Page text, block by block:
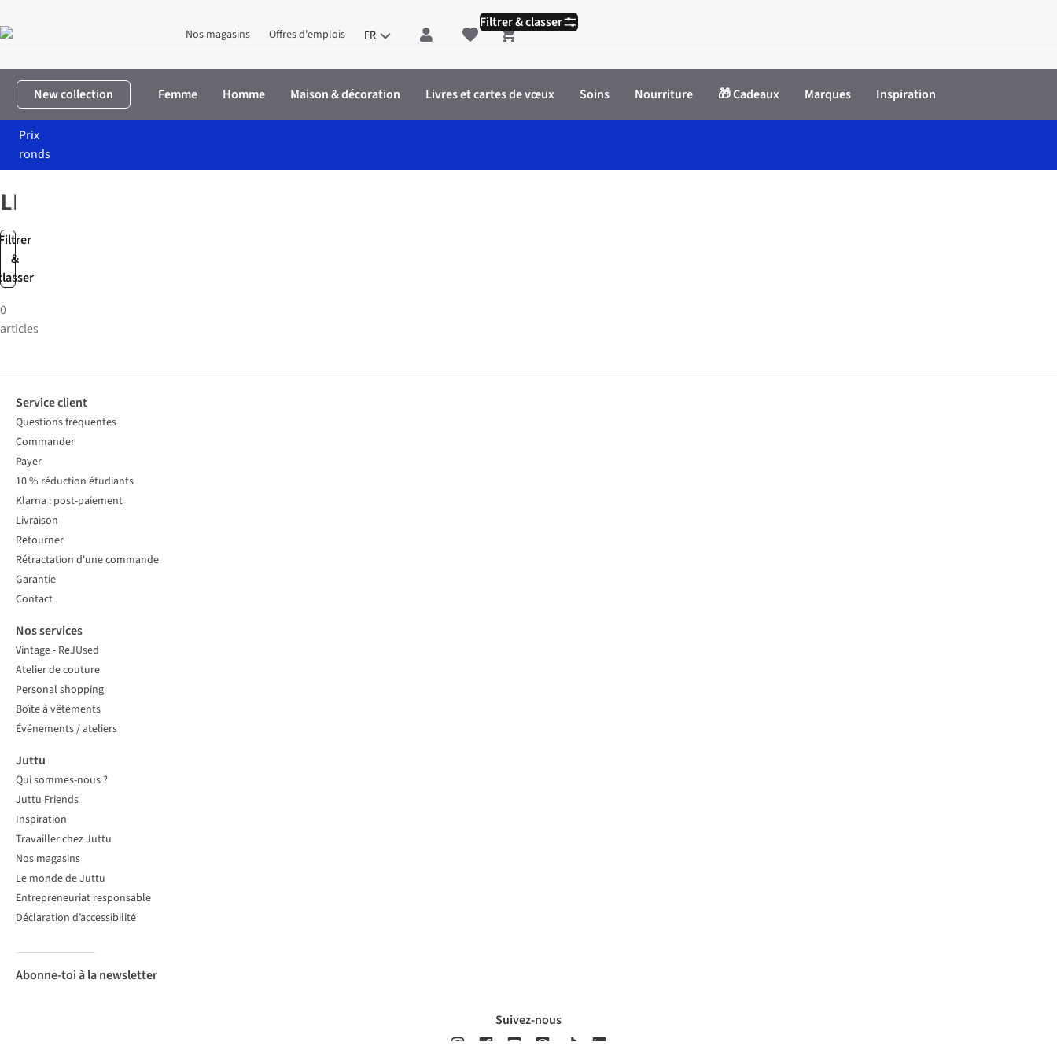
Nos magasins Offres d'emplois FR Shopping cart
New collection Femme Homme Maison & décoration Livres et cartes de vœux Soins Nourriture 🎁 Cadeaux Marques Inspiration
Prix
ronds
&
Filtrer & classer
LIBBEY
0
articles
Service client
Questions fréquentes
Commander
Payer
10 % réduction étudiants
Klarna : post-paiement
Livraison
Retourner
Rétractation d'une commande
Garantie
Contact
Nos services
Vintage - ReJUsed
Atelier de couture
Personal shopping
Boîte à vêtements
Événements / ateliers
Juttu
Qui sommes-nous ?
Juttu Friends
Inspiration
Travailler chez Juttu
Nos magasins
Le monde de Juttu
Entrepreneuriat responsable
Déclaration d’accessibilité
Abonne-toi à la newsletter
Suivez-nous